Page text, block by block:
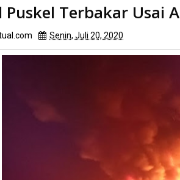
Puskel Terbakar Usai
Senin, Juli 20, 2020